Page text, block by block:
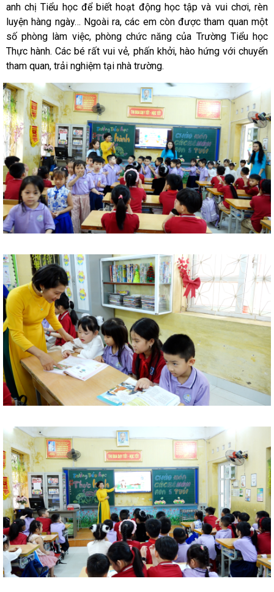
anh chị Tiểu học để biết hoạt động học tập và vui chơi, rèn
luyện hàng ngày… Ngoài ra, các em còn được tham quan một
số phòng làm việc, phòng chức năng của Trường Tiểu học
Thực hành. Các bé rất vui vẻ, phấn khởi, hào hứng với chuyến
tham quan, trải nghiệm tại nhà trường.